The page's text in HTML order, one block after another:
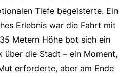
Tiefe begeisterte. Ein
Erlebnis war die Fahrt mit
Metern Höhe bot sich ein
über die Stadt – ein Moment,
erforderte, aber am Ende